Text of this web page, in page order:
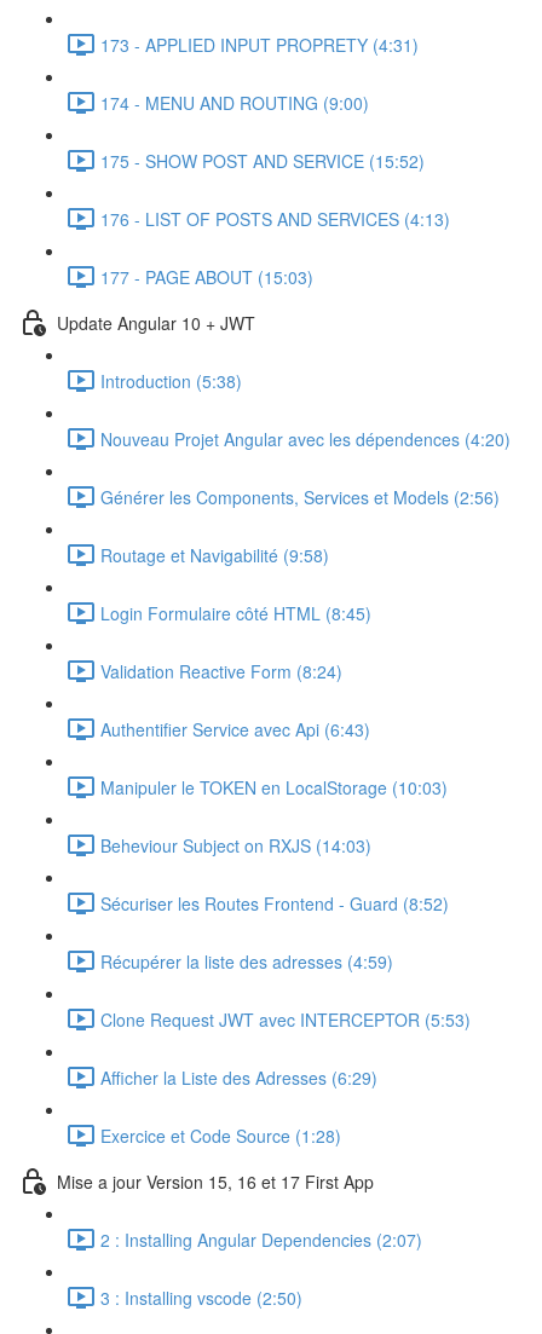
173 - APPLIED INPUT PROPRETY (4:31)
174 - MENU AND ROUTING (9:00)
175 - SHOW POST AND SERVICE (15:52)
176 - LIST OF POSTS AND SERVICES (4:13)
177 - PAGE ABOUT (15:03)
Update Angular 10 + JWT
Introduction (5:38)
Nouveau Projet Angular avec les dépendences (4:20)
Générer les Components, Services et Models (2:56)
Routage et Navigabilité (9:58)
Login Formulaire côté HTML (8:45)
Validation Reactive Form (8:24)
Authentifier Service avec Api (6:43)
Manipuler le TOKEN en LocalStorage (10:03)
Beheviour Subject on RXJS (14:03)
Sécuriser les Routes Frontend - Guard (8:52)
Récupérer la liste des adresses (4:59)
Clone Request JWT avec INTERCEPTOR (5:53)
Afficher la Liste des Adresses (6:29)
Exercice et Code Source (1:28)
Mise a jour Version 15, 16 et 17 First App
2 : Installing Angular Dependencies (2:07)
3 : Installing vscode (2:50)